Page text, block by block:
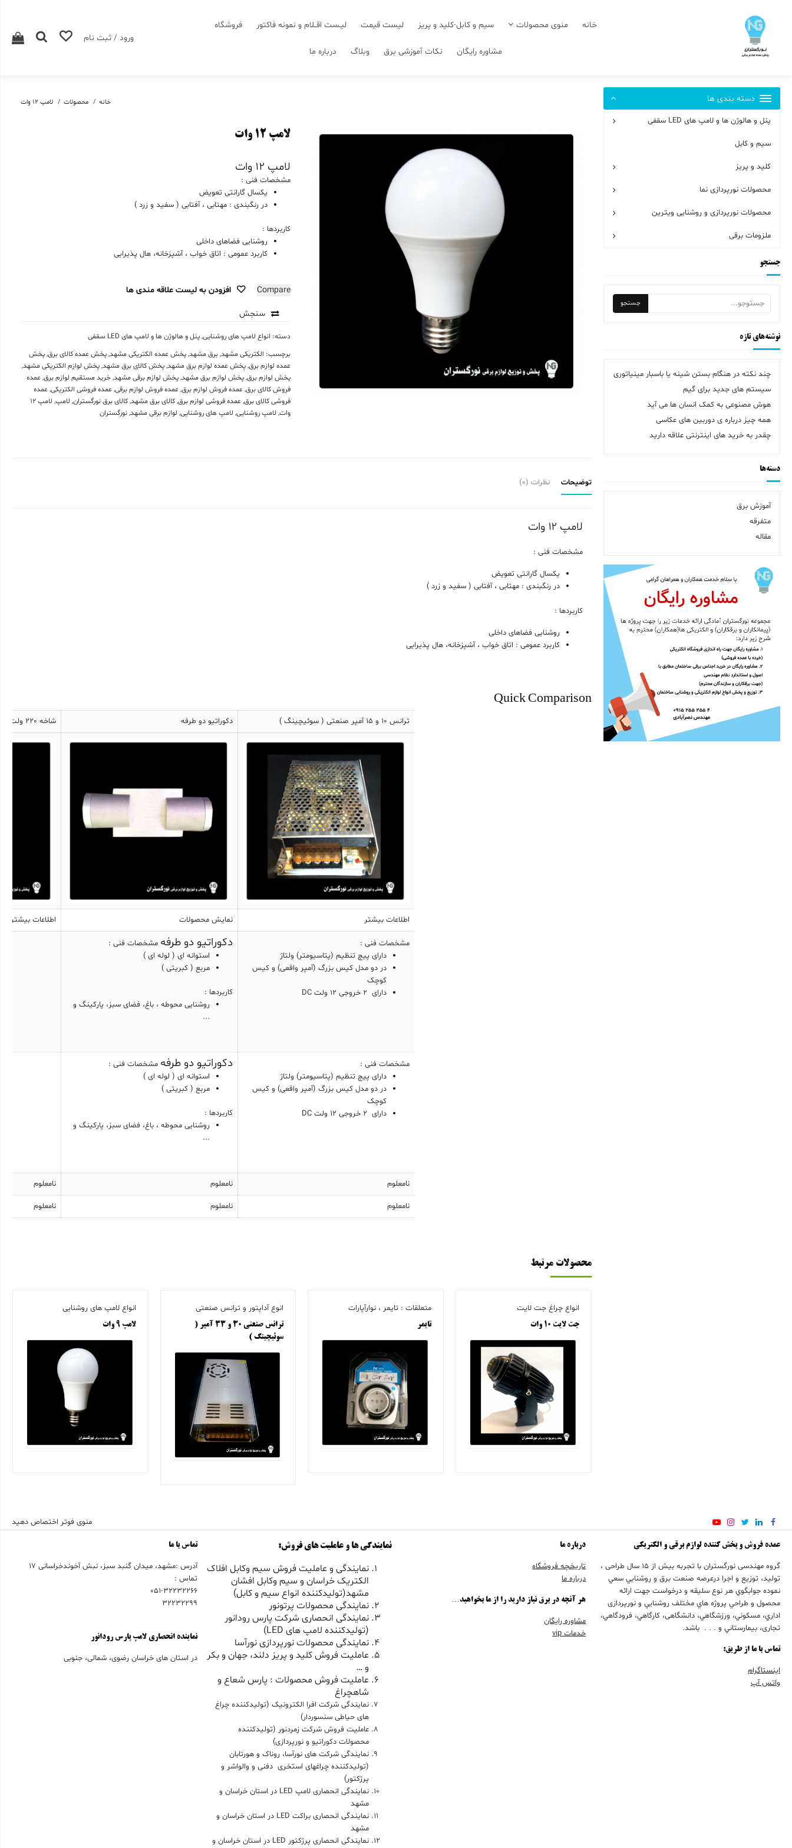
خانه منوی محصولات سیم و کابل-کلید و پریز لیست قیمت لیـست اقــلام و نمونه فاکتور فروشگاه
مشاوره رایگان نکات آموزشی برق وبلاگ درباره ما
ورود / ثبت نام
دسته بندی ها
پنل و هالوژن ها و لامپ های LED سقفی
سیم و کابل
کلید و پریز
محصولات نورپردازی نما
محصولات نورپردازی و روشنایی ویترین
ملزومات برقی
جستجو
نوشته‌های تازه
چند نکته در هنگام بستن شینه یا باسبار مینیاتوری
سیستم های جدید برای گیم
هوش مصنوعی به کمک انسان ها می آید
همه چیز درباره ی دوربین های عکاسی
چقدر به خرید های اینترنتی علاقه دارید
دسته‌ها
آموزش برق
متفرقه
مقاله
خانه محصولات لامپ 12 وات
لامپ ۱۲ وات
لامپ 12 وات
مشخصات فنی :
یکسال گارانتی تعویض
در رنگبندی : مهتابی ، آفتابی ( سفید و زرد )
کاربردها :
روشنایی فضاهای داخلی
کاربرد عمومی : اتاق خواب ، آشپزخانه، هال پذیرایی
Compare افزودن به لیست علاقه مندی ها
سنجش
دسته: انواع لامپ های روشنایی,پنل و هالوژن ها و لامپ های LED سقفی
برچسب: الکتریکی مشهد,برق مشهد,پخش عمده الکتریکی مشهد,پخش عمده کالای برق,پخش
عمده لوازم برق,پخش عمده لوازم برق مشهد,پخش کالای برق مشهد,پخش لوازم الکتریکی مشهد,
پخش لوازم برق,پخش لوازم برق مشهد,پخش لوازم برقی مشهد, خرید مستقیم لوازم برق,عمده
فروش کالای برق,عمده فروش لوازم برق,عمده فروش لوازم برقی,عمده فروشی الکتریکی,عمده
فروشی کالای برق,عمده فروشی لوازم برق,کالای برق مشهد,کالای برق نورگستران, لامپ,
لامپ 12
وات, لامپ روشنایی, لامپ های روشنایی, لوازم برقی مشهد,نورگستران
توضیحات نظرات (0)
لامپ ۱۲ وات
مشخصات فنی :
یکسال گارانتی تعویض
در رنگبندی : مهتابی ، آفتابی ( سفید و زرد )
کاربردها :
روشنایی فضاهای داخلی
کاربرد عمومی : اتاق خواب ، آشپزخانه، هال پذیرایی
Quick Comparison
ترانس 10 و 15 آمپر صنعتی ( سوئیچینگ ) دکوراتیو دو طرفه شاخه 220 ولت
اطلاعات بیشتر نمایش محصولات اطلاعات بیشتر
مشخصات فنی :
دارای پیچ تنظیم (پتاسیومتر) ولتاژ
در دو مدل کیس بزرگ (آمپر واقعی) و کیس
کوچک
دارای 2 خروجی 12 ولت DC
دکوراتیو دو طرفه مشخصات فنی :
استوانه ای ( لوله ای )
مربع ( کبریتی )
کاربردها :
روشنایی محوطه ، باغ، فضای سبز، پارکینگ و
...
مشخصات فنی :
دارای پیچ تنظیم (پتاسیومتر) ولتاژ
در دو مدل کیس بزرگ (آمپر واقعی) و کیس
کوچک
دارای 2 خروجی 12 ولت DC
دکوراتیو دو طرفه مشخصات فنی :
استوانه ای ( لوله ای )
مربع ( کبریتی )
کاربردها :
روشنایی محوطه ، باغ، فضای سبز، پارکینگ و
...
نامعلوم نامعلوم نامعلوم
نامعلوم نامعلوم نامعلوم
محصولات مرتبط
انواع چراغ جت لایت
جت لایت ۱۰ وات
متعلقات : تایمر ، نوارآپارات
تایمر
انوع آداپتور و ترانس صنعتی
ترانس صنعتی ۳۰ و ۳۳ آمپر (
سوئیچینگ )
انواع لامپ های روشنایی
لامپ ۹ وات
منوی فوتر اختصاص دهید
عمده فروش و پخش کننده لوازم برقی و الکتریکی
گروه مهندسی نورگستران با تجربه بيش از 15 سال طراحی ،
تولید، توزیع و اجرا درعرصه صنعت برق و روشنايي سعي
نموده جوابگوي هر نوع سليقه و درخواست جهت ارائه
محصول و طراحي پروژه هاي مختلف روشنايي و نورپردازی
اداري، مسكوني، ورزشگاهي، دانشگاهی، كارگاهي، فرودگاهي،
تجاری، بيمارستاني و . . . باشد.
تماس با ما از طریق:
اینستاگرام
واتس آپ
درباره ما
تاریخچه فروشگاه
درباره ما
هر آنچه در برق نیاز دارید را از ما بخواهید…
مشاوره رایگان
خدمات vip
نمایندگی ها و عاملیت های فروش:
نمایندگی و عاملیت فروش سیم وکابل افلاک
الکتریک خراسان و سیم وکابل افشان
مشهد(تولیدکننده انواع سیم و کابل)
نمایندگی محصولات پرتونور
نمایندگی انحصاری شرکت پارس رودانور
(تولیدکننده لامپ های LED)
نمایندگی محصولات نورپردازی نورآسا
عاملیت فروش کلید و پریز دلند، جهان و بکر
و …
عاملیت فروش محصولات : پارس شعاع و
شاهچراغ
نمایندگی شرکت افرا الکترونیک (تولیدکننده چراغ
های حیاطی سنسوردار)
عاملیت فروش شرکت زمردنور (تولیدکننده
محصولات دکوراتیو و نورپردازی)
نمایندگی شرکت های نورآسا، روناک و هورتابان
(تولیدکننده چراغهای استخری دفنی و والواشر و
پرژکتور)
نمایندگی انحصاری لامپ LED در استان خراسان و
مشهد
نمایندگی انحصاری براکت LED در استان خراسان و
مشهد
نمایندگی انحصاری پرژکتور LED در استان خراسان و
تماس با ما
آدرس :مشهد، میدان گنبد سبز، نبش آخوندخراسانی 17
تماس :
051-32232266
32232299
نماینده انحصاری لامپ پارس رودانور
در استان های خراسان رضوی، شمالی، جنوبی